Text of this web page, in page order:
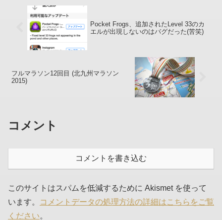
Pocket Frogs、追加されたLevel 33のカ
エルが出現しないのはバグだった(苦笑)
フルマラソン12回目 (北九州マラソン
2015)
コメント
コメントを書き込む
このサイトはスパムを低減するために Akismet を使って
います。
コメントデータの処理方法の詳細はこちらをご覧
ください。